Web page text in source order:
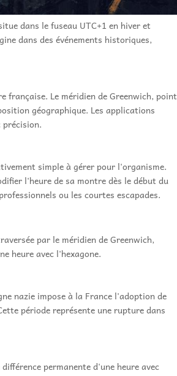
dans le fuseau UTC+1 en hiver et
dans des événements historiques,
française. Le méridien de Greenwich, point
géographique. Les applications
simple à gérer pour l'organisme.
l'heure de sa montre dès le début du
ou les courtes escapades.
par le méridien de Greenwich,
heure avec l'hexagone.
nazie impose à la France l'adoption de
période représente une rupture dans
permanente d'une heure avec